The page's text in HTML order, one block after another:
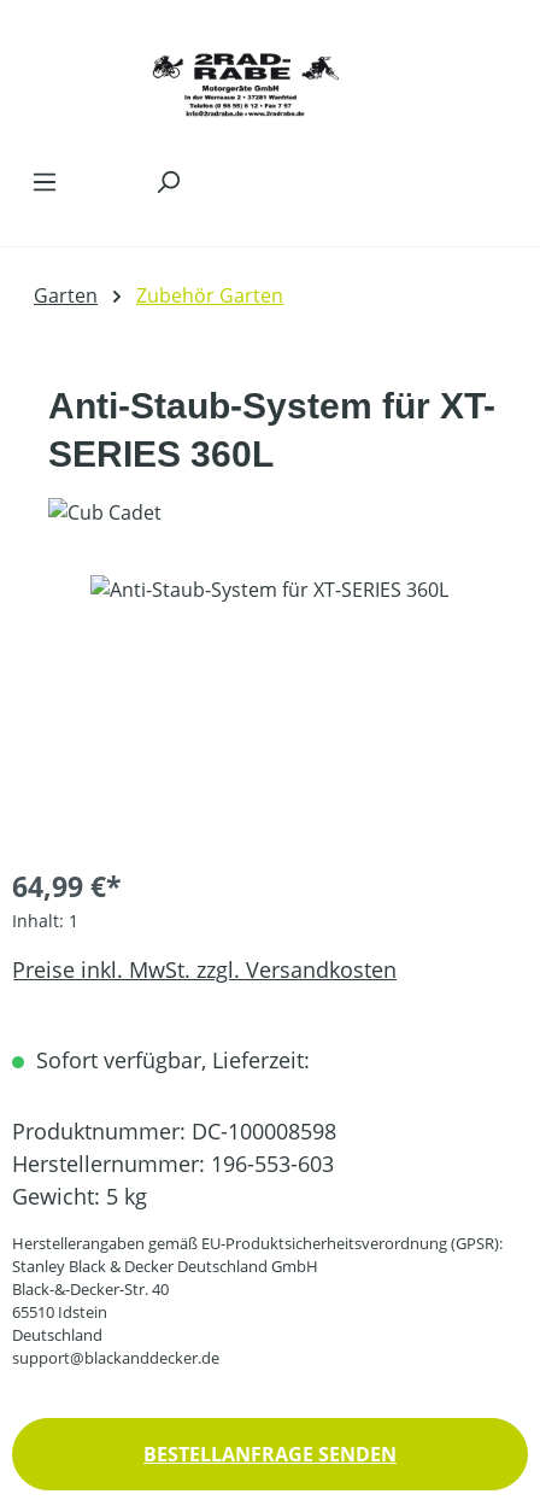
Garten Zubehör Garten
Anti-Staub-System für XT-
SERIES 360L
Bildergalerie überspringen
64,99 €*
Inhalt: 1
Preise inkl. MwSt. zzgl. Versandkosten
Sofort verfügbar, Lieferzeit:
Produktnummer: DC-100008598
Herstellernummer: 196-553-603
Gewicht: 5 kg
Herstellerangaben gemäß EU-Produktsicherheitsverordnung (GPSR):
Stanley Black & Decker Deutschland GmbH
Black-&-Decker-Str. 40
65510 Idstein
Deutschland
support@blackanddecker.de
BESTELLANFRAGE SENDEN